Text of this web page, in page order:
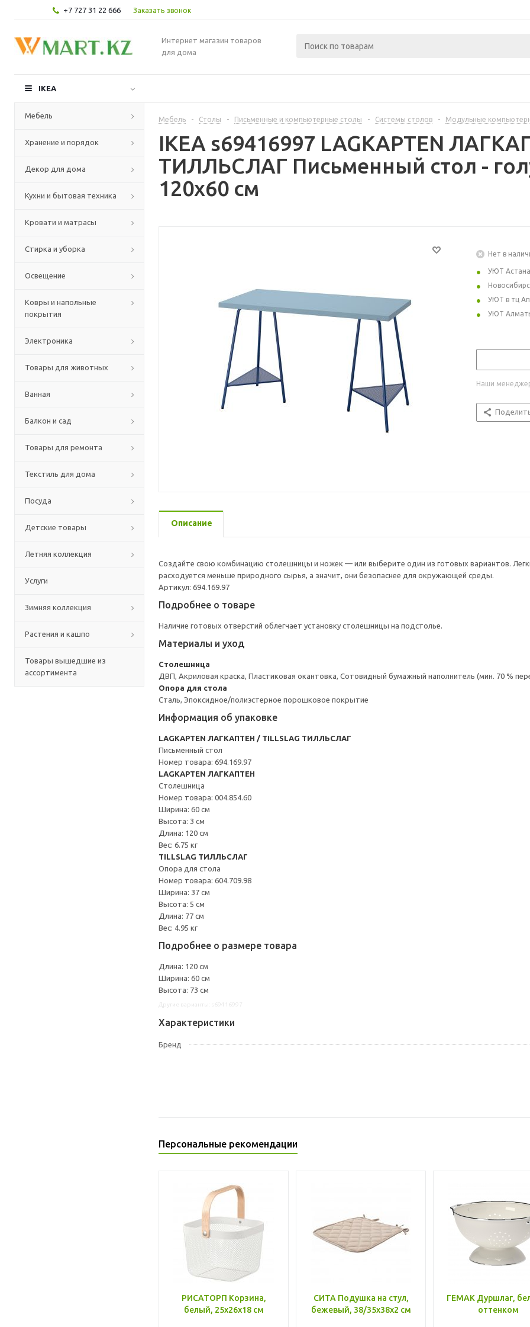
+7 727 31 22 666 Заказать звонок
Интернет магазин товаров
для дома
IKEA
Мебель
Хранение и порядок
Декор для дома
Кухни и бытовая техника
Кровати и матрасы
Стирка и уборка
Освещение
Ковры и напольные
покрытия
Электроника
Товары для животных
Ванная
Балкон и сад
Товары для ремонта
Текстиль для дома
Посуда
Детские товары
Летняя коллекция
Услуги
Зимняя коллекция
Растения и кашпо
Товары вышедшие из
ассортимента
Мебель - Столы - Письменные и компьютерные столы - Системы столов - Модульные
IKEA s69416997 LAGKAPTEN
ТИЛЛЬСЛАГ Письменный стол -
120x60 см
Нет в
УЮТ Астана
УЮТ в тц
УЮТ
Наши
Описание
Создайте свою комбинацию столешницы и ножек — или выберите один из готовых вариантов.
расходуется меньше природного сырья, а значит, они безопаснее для окружающей среды.
Артикул: 694.169.97
Подробнее о товаре
Наличие готовых отверстий облегчает установку столешницы на подстолье.
Материалы и уход
Столешница
ДВП, Акриловая краска, Пластиковая окантовка, Сотовидный бумажный наполнитель (мин. 70 %
Опора для стола
Сталь, Эпоксидное/полиэстерное порошковое покрытие
Информация об упаковке
LAGKAPTEN ЛАГКАПТЕН / TILLSLAG ТИЛЛЬСЛАГ
Письменный стол
Номер товара: 694.169.97
LAGKAPTEN ЛАГКАПТЕН
Столешница
Номер товара: 004.854.60
Ширина: 60 см
Высота: 3 см
Длина: 120 см
Вес: 6.75 кг
TILLSLAG ТИЛЛЬСЛАГ
Опора для стола
Номер товара: 604.709.98
Ширина: 37 см
Высота: 5 см
Длина: 77 см
Вес: 4.95 кг
Подробнее о размере товара
Длина: 120 см
Ширина: 60 см
Высота: 73 см
Характеристики
Бренд
Персональные рекомендации
РИСАТОРП Корзина,
белый, 25x26x18 см
СИТА Подушка на стул,
бежевый, 38/35x38x2 см
ГЕМАК Дуршлаг,
оттенком